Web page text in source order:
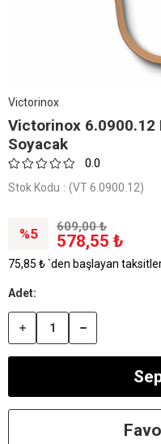
Victorinox
Victorinox 6.0900.12
Soyacak
0.0
Stok Kodu (VT 6.0900.12)
5 609,00 ₺
578,55 ₺
75,85 ₺`den başlayan